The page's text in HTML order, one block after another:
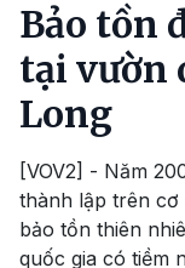
Bảo tồn
tại vườn
Long
[VOV2] - Năm
thành lập trên
bảo tồn thiên
quốc gia có tiềm